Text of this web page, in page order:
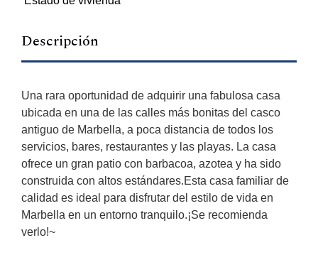
Descripción
Una rara oportunidad de adquirir una fabulosa casa
ubicada en una de las calles más bonitas del casco
antiguo de Marbella, a poca distancia de todos los
servicios, bares, restaurantes y las playas. La casa
ofrece un gran patio con barbacoa, azotea y ha sido
construida con altos estándares.Esta casa familiar de
calidad es ideal para disfrutar del estilo de vida en
Marbella en un entorno tranquilo.¡Se recomienda
verlo!~